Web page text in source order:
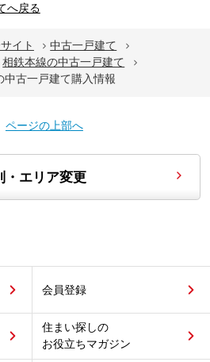
へ戻る
イト
中古一戸建て
相鉄本線の中古一戸建て
古一戸建て購入情報
ページの上部へ
・エリア変更
会員登録
住まい探しの
お役立ちマガジン